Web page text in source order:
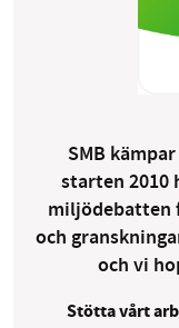
SMB
starten
miljödebatten
och
och vi
Stötta vårt